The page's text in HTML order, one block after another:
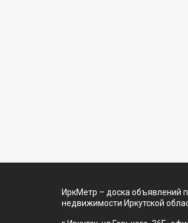
ИркМетр – доска объявлений
недвижимости Иркутской